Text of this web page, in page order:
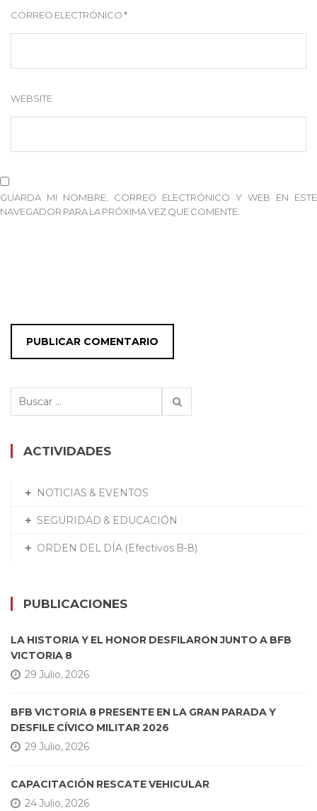
CORREO ELECTRÓNICO*
WEBSITE
GUARDA MI NOMBRE, CORREO ELECTRÓNICO Y WEB EN ESTE
NAVEGADOR PARA LA PRÓXIMA VEZ QUE COMENTE.
Buscar:
ACTIVIDADES
NOTICIAS & EVENTOS
SEGURIDAD & EDUCACIÓN
ORDEN DEL DÍA (Efectivos B-8)
PUBLICACIONES
LA HISTORIA Y EL HONOR DESFILARON JUNTO A BFB
VICTORIA 8
29 Julio, 2026
BFB VICTORIA 8 PRESENTE EN LA GRAN PARADA Y
DESFILE CÍVICO MILITAR 2026
29 Julio, 2026
CAPACITACIÓN RESCATE VEHICULAR
24 Julio, 2026